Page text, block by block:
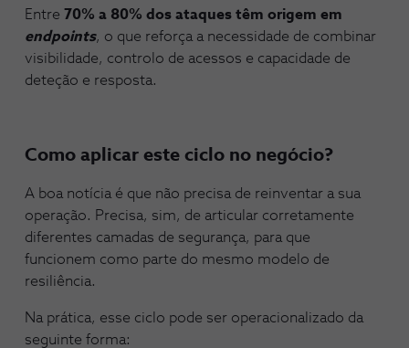
Entre 70% a 80% dos ataques têm origem em
endpoints, o que reforça a necessidade de combinar
visibilidade, controlo de acessos e capacidade de
deteção e resposta.
Como aplicar este ciclo no negócio?
A boa notícia é que não precisa de reinventar a sua
operação. Precisa, sim, de articular corretamente
diferentes camadas de segurança, para que
funcionem como parte do mesmo modelo de
resiliência.
Na prática, esse ciclo pode ser operacionalizado da
seguinte forma: